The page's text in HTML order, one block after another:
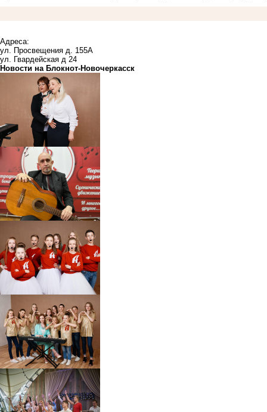
Адреса:
ул. Просвещения д. 155А
ул. Гвардейская д 24
Новости на Блoкнoт-Новочеркасск